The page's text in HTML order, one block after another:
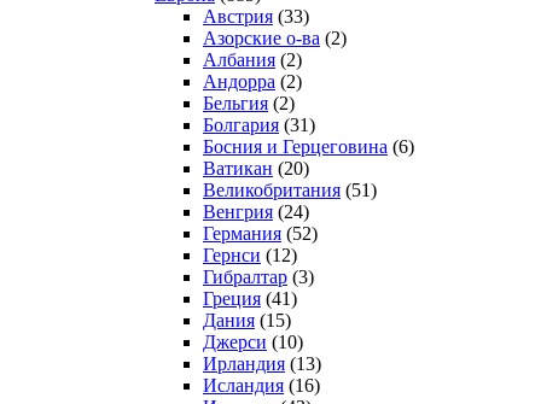
Австрия (33)
Азорские о-ва (2)
Албания (2)
Андорра (2)
Бельгия (2)
Болгария (31)
Босния и Герцеговина (6)
Ватикан (20)
Великобритания (51)
Венгрия (24)
Германия (52)
Гернси (12)
Гибралтар (3)
Греция (41)
Дания (15)
Джерси (10)
Ирландия (13)
Исландия (16)